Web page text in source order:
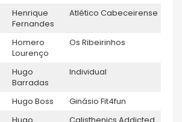
Henrique
Fernandes
Atlético Cabeceirense
Homero
Lourenço
Os Ribeirinhos
Hugo
Barradas
Individual
Hugo Boss
Ginásio Fit4fun